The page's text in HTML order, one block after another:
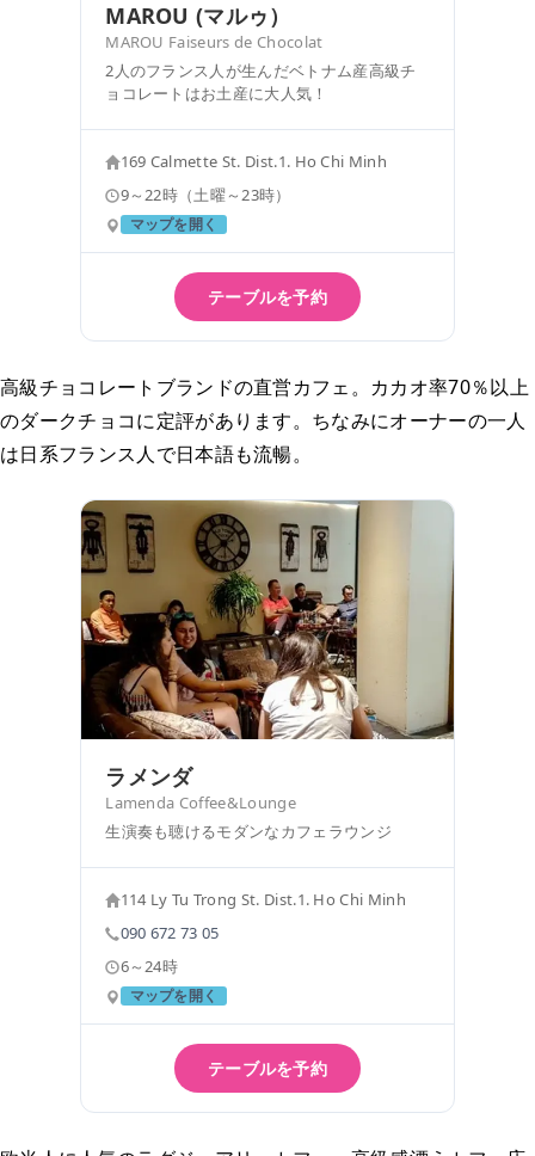
MAROU (マルゥ）
MAROU Faiseurs de Chocolat
2人のフランス人が生んだベトナム産高級チ
ョコレートはお土産に大人気！
169 Calmette St. Dist.1. Ho Chi Minh
9～22時（土曜～23時）
マップを開く
テーブルを予約
高級チョコレートブランドの直営カフェ。カカオ率70％以上
のダークチョコに定評があります。ちなみにオーナーの一人
は日系フランス人で日本語も流暢。
ラメンダ
Lamenda Coffee&Lounge
生演奏も聴けるモダンなカフェラウンジ
114 Ly Tu Trong St. Dist.1. Ho Chi Minh
090 672 73 05
6～24時
マップを開く
テーブルを予約